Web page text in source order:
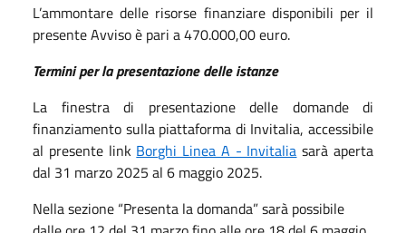
L’ammontare delle risorse finanziare disponibili per il
presente Avviso è pari a 470.000,00 euro.
Termini per la presentazione delle istanze
La finestra di presentazione delle domande di
finanziamento sulla piattaforma di Invitalia, accessibile
al presente link Borghi Linea A - Invitalia sarà aperta
dal 31 marzo 2025 al 6 maggio 2025.
Nella sezione “Presenta la domanda” sarà possibile